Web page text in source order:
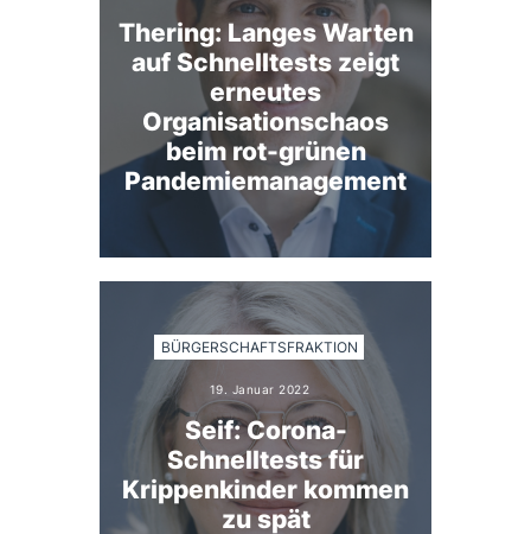
Thering: Langes Warten
auf Schnelltests zeigt
erneutes
Organisationschaos
beim rot-grünen
Pandemiemanagement
BÜRGERSCHAFTSFRAKTION
19. Januar 2022
Seif: Corona-
Schnelltests für
Krippenkinder kommen
zu spät